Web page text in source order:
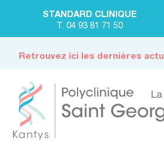
STANDARD CLINIQUE
T. 04 93 81 71 50
Retrouvez ici les dernières